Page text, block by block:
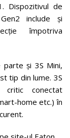
Dispozitivul de
include și
împotriva
parte și 3S Mini,
tip din lume. 3S
critic conectat
home etc.) în